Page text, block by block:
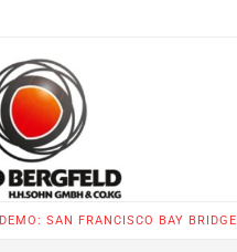
DEMO: SAN FRANCISCO BAY BRIDGE